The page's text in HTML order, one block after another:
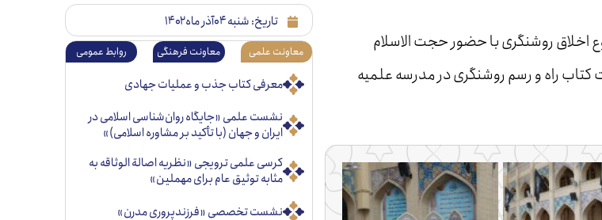
اخلاق روشنگری با حضور حجت الاسلام
راه و رسم روشنگری در مدرسه علمیه
تاریخ:شنبه ۰۴آذر ماه ۱۴۰۲
معاونت علمی معاونت فرهنگی روابط عمومی
معرفی کتاب جذب و عملیات جهادی
نشست علمی «جایگاه روان‌شناسی اسلامی در
ایران و جهان (با تأکید بر مشاوره اسلامی)»
کرسی علمی ترویجی «نظریه اصالة الوثاقه به
مثابه توثیق عام برای مهملین»
نشست تخصصی «فرزندپروری مدرن»